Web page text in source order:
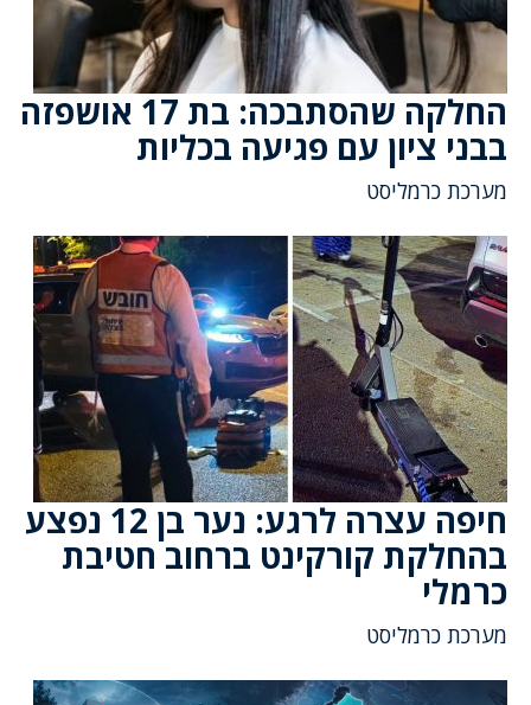
החלקה שהסתבכה: בת 17 אושפזה
בבני ציון עם פגיעה בכליות
מערכת כרמליסט
חיפה עצרה לרגע: נער בן 12 נפצע
בהחלקת קורקינט ברחוב חטיבת
כרמלי
מערכת כרמליסט